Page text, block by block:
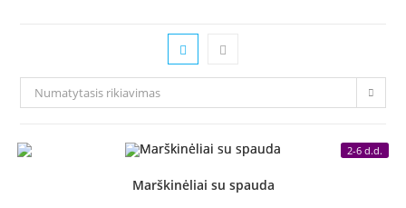
Numatytasis rikiavimas
2-6 d.d.
Marškinėliai su spauda